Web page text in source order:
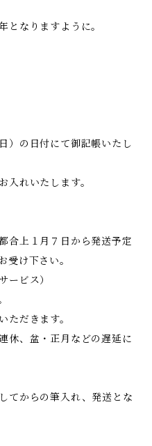
となりますように。
）の日付にて御記帳いたし
れいたします。
合上１月７日から発送予定
受け下さい。
ービス）
ただきます。
休、盆・正月などの遅延に
てからの筆入れ、発送とな